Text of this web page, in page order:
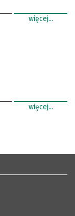
więcej...
więcej...